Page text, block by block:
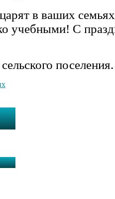
в ваших
учебными! С
поселения.